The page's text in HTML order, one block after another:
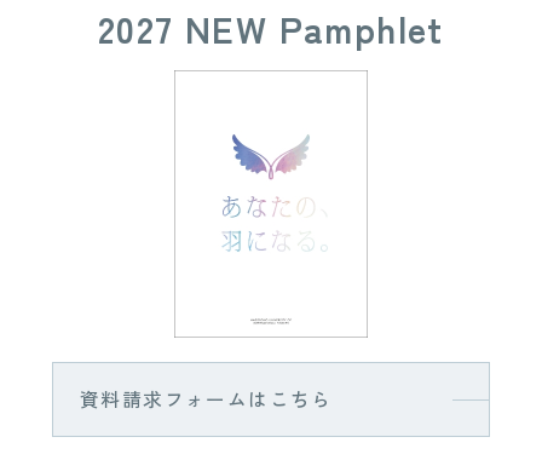
2027 NEW Pamphlet
資料請求フォームはこちら